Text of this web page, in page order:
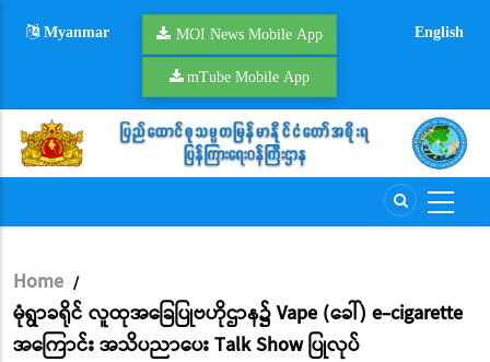
Myanmar MOI News Mobile App
mTube Mobile App
English
Breadcrumb
Home /
မုံရွာခရိုင် လူထုအခြေပြုဗဟိုဌာန၌ Vape (ခေါ်) e-cigarette
အကြောင်း အသိပညာပေး Talk Show ပြုလုပ်